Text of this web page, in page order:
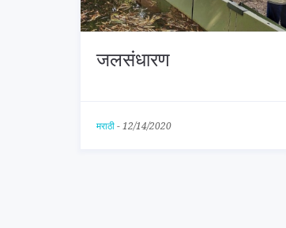
जलसंधारण
मराठी - 12/14/2020